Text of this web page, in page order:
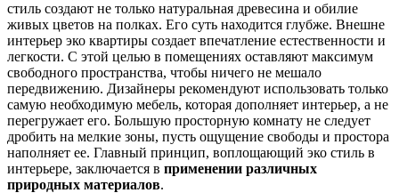
стиль создают не только натуральная древесина и обилие
живых цветов на полках. Его суть находится глубже. Внешне
интерьер эко квартиры создает впечатление естественности и
легкости. С этой целью в помещениях оставляют максимум
свободного пространства, чтобы ничего не мешало
передвижению. Дизайнеры рекомендуют использовать только
самую необходимую мебель, которая дополняет интерьер, а не
перегружает его. Большую просторную комнату не следует
дробить на мелкие зоны, пусть ощущение свободы и простора
наполняет ее. Главный принцип, воплощающий эко стиль в
интерьере, заключается в применении различных
природных материалов.